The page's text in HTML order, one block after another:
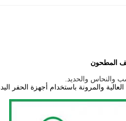
والمرونة باستخدام أجهزة الحفر